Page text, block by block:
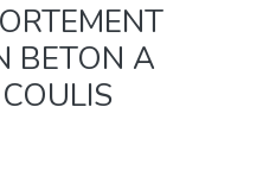
BETON A